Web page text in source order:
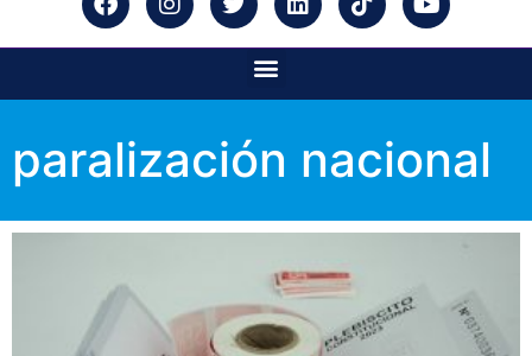
paralización nacional